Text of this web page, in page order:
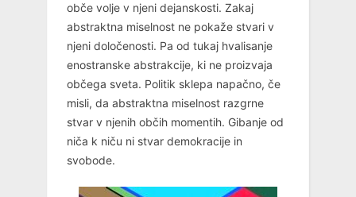
obče volje v njeni dejanskosti. Zakaj
abstraktna miselnost ne pokaže stvari v
njeni določenosti. Pa od tukaj hvalisanje
enostranske abstrakcije, ki ne proizvaja
občega sveta. Politik sklepa napačno, če
misli, da abstraktna miselnost razgrne
stvar v njenih občih momentih. Gibanje od
niča k niču ni stvar demokracije in
svobode.